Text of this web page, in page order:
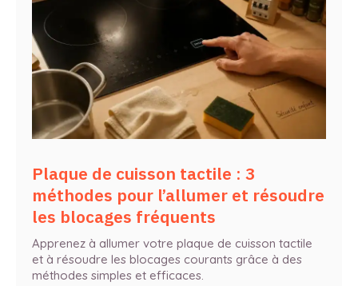
Plaque de cuisson tactile : 3
méthodes pour l’allumer et résoudre
les blocages fréquents
Apprenez à allumer votre plaque de cuisson tactile
et à résoudre les blocages courants grâce à des
méthodes simples et efficaces.